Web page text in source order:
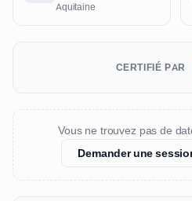
Aquitaine
CERTIFIÉ PAR
Vous ne trouvez pas de
Demander une